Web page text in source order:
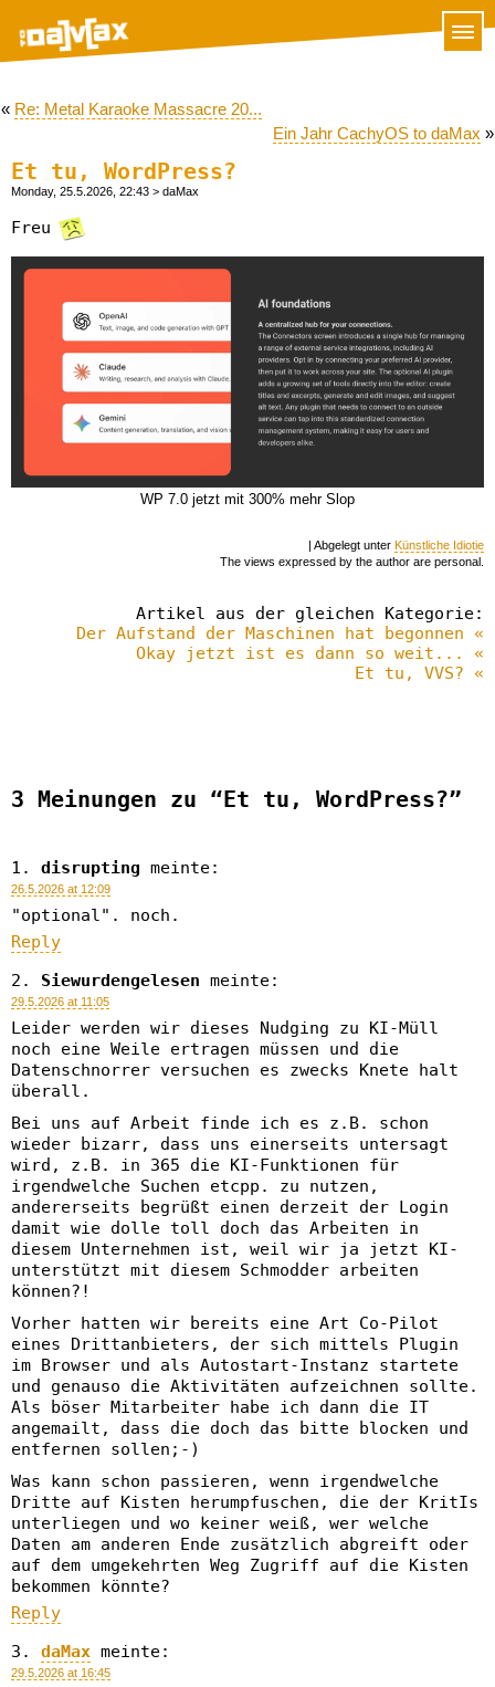
« Re: Metal Karaoke Massacre 20...
Ein Jahr CachyOS to daMax »
Et tu, WordPress?
Monday, 25.5.2026, 22:43 > daMax
Freu
WP 7.0 jetzt mit 300% mehr Slop
| Abgelegt unter Künstliche Idiotie
The views expressed by the author are personal.
Artikel aus der gleichen Kategorie:
Der Aufstand der Maschinen hat begonnen «
Okay jetzt ist es dann so weit... «
Et tu, VVS? «
3 Meinungen zu “Et tu, WordPress?”
disrupting meinte:
26.5.2026 at 12:09
"optional". noch.
Reply
Siewurdengelesen meinte:
29.5.2026 at 11:05
Leider werden wir dieses Nudging zu KI-Müll
noch eine Weile ertragen müssen und die
Datenschnorrer versuchen es zwecks Knete halt
überall.
Bei uns auf Arbeit finde ich es z.B. schon
wieder bizarr, dass uns einerseits untersagt
wird, z.B. in 365 die KI-Funktionen für
irgendwelche Suchen etcpp. zu nutzen,
andererseits begrüßt einen derzeit der Login
damit wie dolle toll doch das Arbeiten in
diesem Unternehmen ist, weil wir ja jetzt KI-
unterstützt mit diesem Schmodder arbeiten
können?!
Vorher hatten wir bereits eine Art Co-Pilot
eines Drittanbieters, der sich mittels Plugin
im Browser und als Autostart-Instanz startete
und genauso die Aktivitäten aufzeichnen sollte.
Als böser Mitarbeiter habe ich dann die IT
angemailt, dass die doch das bitte blocken und
entfernen sollen;-)
Was kann schon passieren, wenn irgendwelche
Dritte auf Kisten herumpfuschen, die der KritIs
unterliegen und wo keiner weiß, wer welche
Daten am anderen Ende zusätzlich abgreift oder
auf dem umgekehrten Weg Zugriff auf die Kisten
bekommen könnte?
Reply
daMax meinte:
29.5.2026 at 16:45